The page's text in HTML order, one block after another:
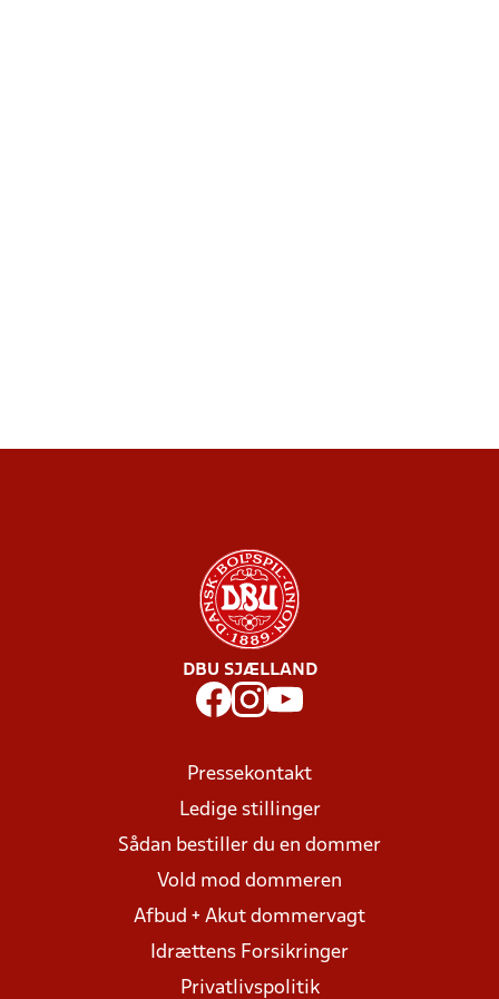
DBU SJÆLLAND
Pressekontakt
Ledige stillinger
Sådan bestiller du en dommer
Vold mod dommeren
Afbud + Akut dommervagt
Idrættens Forsikringer
Privatlivspolitik